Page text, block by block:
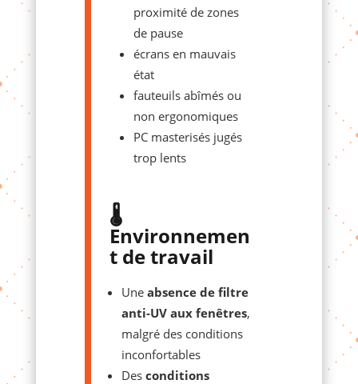
proximité de zones
de pause
écrans en mauvais
état
fauteuils abîmés ou
non ergonomiques
PC masterisés jugés
trop lents
🌡️
Environnemen
t de travail
Une absence de filtre
anti-UV aux fenêtres,
malgré des conditions
inconfortables
Des conditions